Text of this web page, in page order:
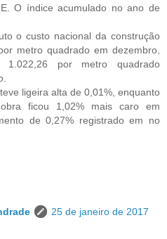
O índice acumulado no ano de
o custo nacional da construção
metro quadrado em dezembro,
por metro quadrado
ligeira alta de 0,01%, enquanto
ficou 1,02% mais caro em
de 0,27% registrado em no
25 de janeiro de 2017